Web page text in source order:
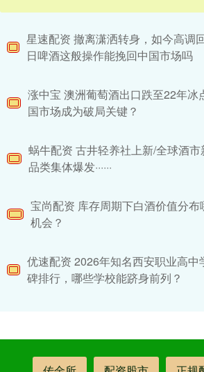
星速配资 撤离潇洒转身，如今高调
日啤酒这般操作能挽回中国市场吗
涨中宝 澳洲葡萄酒出口跌至22年冰
国市场成为破局关键？
蜗牛配资 古井轻养社上新/全球酒市
品类集体爆发······
宝尚配资 库存周期下白酒价值分布
机会？
优速配资 2026年知名西安职业高中
碑排行，哪些学校能跻身前列？